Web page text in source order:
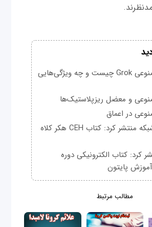
هوش مصنوعی Grok چیست و چه ویژگی‌هایی
و معضل ریزپلاستیک‌ها
در اعماق
ماهنامه شبکه منتشر کرد: کتاب CEH هکر کلاه
کرد: کتاب الکترونیکی دوره
پایتون
مطالب مرتبط